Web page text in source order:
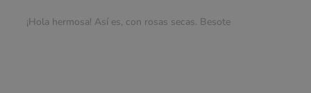
¡Hola hermosa! Así es, con rosas secas. Besote